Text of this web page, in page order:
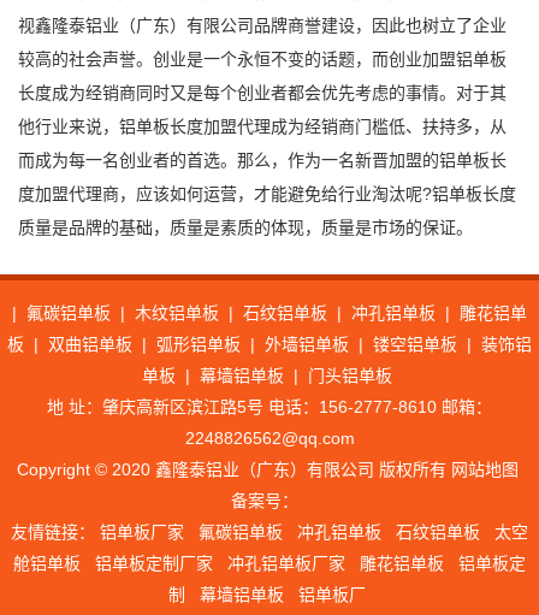
视鑫隆泰铝业（广东）有限公司品牌商誉建设，因此也树立了企业
较高的社会声誉。创业是一个永恒不变的话题，而创业加盟铝单板
长度成为经销商同时又是每个创业者都会优先考虑的事情。对于其
他行业来说，铝单板长度加盟代理成为经销商门槛低、扶持多，从
而成为每一名创业者的首选。那么，作为一名新晋加盟的铝单板长
度加盟代理商，应该如何运营，才能避免给行业淘汰呢?铝单板长度
质量是品牌的基础，质量是素质的体现，质量是市场的保证。
| 氟碳铝单板 | 木纹铝单板 | 石纹铝单板 | 冲孔铝单板 |
雕花铝单
板
| 双曲铝单板 | 弧形铝单板 | 外墙铝单板 | 镂空铝单板 | 装饰铝
单板
| 幕墙铝单板 |
门头铝单板
地 址：肇庆高新区滨江路5号 电话：156-2777-8610 邮箱：
2248826562@qq.com
Copyright © 2020 鑫隆泰铝业（广东）有限公司 版权所有 网站地图
备案号：
友情链接：
铝单板厂家 氟碳铝单板 冲孔铝单板 石纹铝单板
太空
舱铝单板
铝单板定制厂家 冲孔铝单板厂家 雕花铝单板
铝单板定
制
幕墙铝单板 铝单板厂